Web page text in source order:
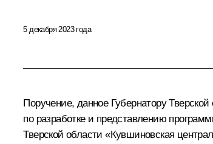
5 декабря 2023 года
Поручение, данное Губернатору
по разработке и представлению
Тверской области «Кувшиновская